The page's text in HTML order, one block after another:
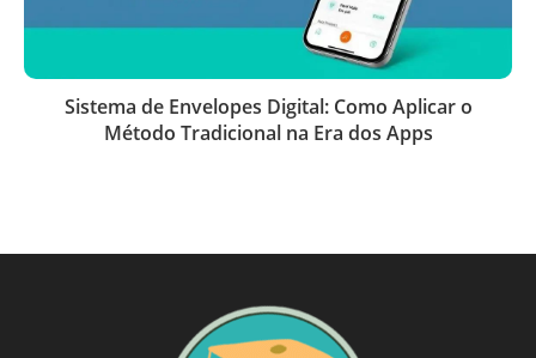
Sistema de Envelopes Digital: Como Aplicar o
Método Tradicional na Era dos Apps